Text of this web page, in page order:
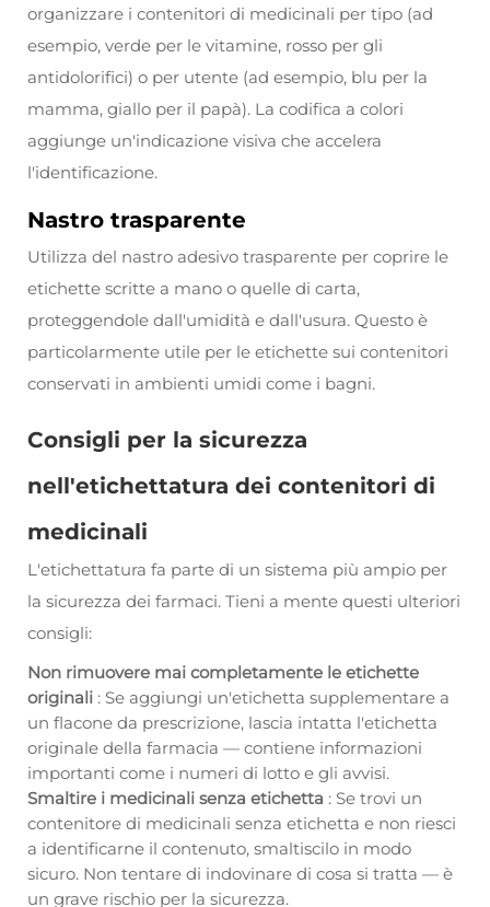
organizzare i contenitori di medicinali per tipo (ad
esempio, verde per le vitamine, rosso per gli
antidolorifici) o per utente (ad esempio, blu per la
mamma, giallo per il papà). La codifica a colori
aggiunge un'indicazione visiva che accelera
l'identificazione.
Nastro trasparente
Utilizza del nastro adesivo trasparente per coprire le
etichette scritte a mano o quelle di carta,
proteggendole dall'umidità e dall'usura. Questo è
particolarmente utile per le etichette sui contenitori
conservati in ambienti umidi come i bagni.
Consigli per la sicurezza
nell'etichettatura dei contenitori di
medicinali
L'etichettatura fa parte di un sistema più ampio per
la sicurezza dei farmaci. Tieni a mente questi ulteriori
consigli:
Non rimuovere mai completamente le etichette
originali : Se aggiungi un'etichetta supplementare a
un flacone da prescrizione, lascia intatta l'etichetta
originale della farmacia — contiene informazioni
importanti come i numeri di lotto e gli avvisi.
Smaltire i medicinali senza etichetta : Se trovi un
contenitore di medicinali senza etichetta e non riesci
a identificarne il contenuto, smaltiscilo in modo
sicuro. Non tentare di indovinare di cosa si tratta — è
un grave rischio per la sicurezza.